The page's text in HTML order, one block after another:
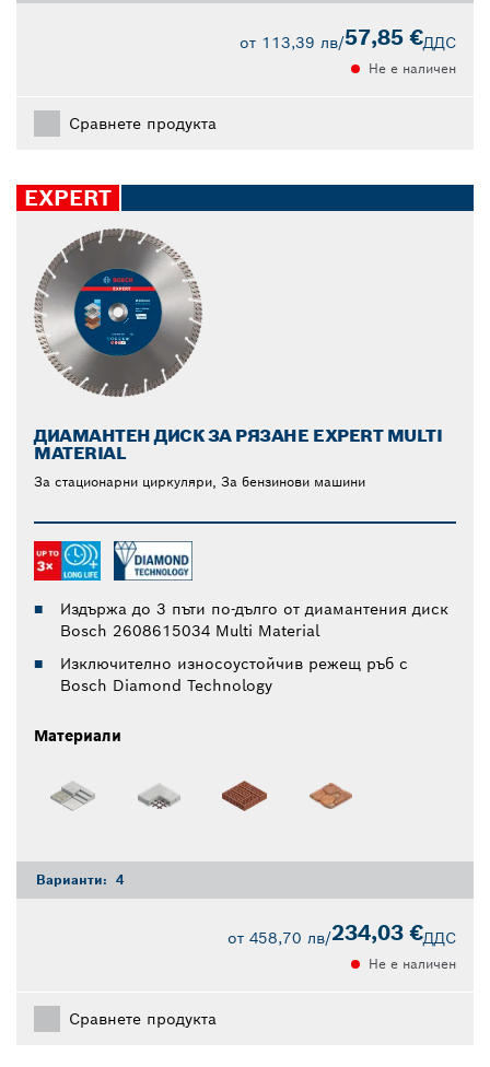
от 113,39 лв/57,85 €ДДС
Не е наличен
Сравнете продукта
EXPERT
ДИАМАНТЕН ДИСК ЗА РЯЗАНЕ EXPERT MULTI
MATERIAL
За стационарни циркуляри, За бензинови машини
Издържа до 3 пъти по-дълго от диамантения диск
Bosch 2608615034 Multi Material
Изключително износоустойчив режещ ръб с
Bosch Diamond Technology
Материали
Варианти: 4
от 458,70 лв/234,03 €ДДС
Не е наличен
Сравнете продукта